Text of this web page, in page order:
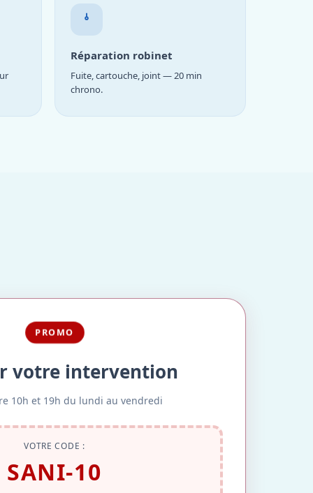
Réparation robinet
Fuite, cartouche, joint — 20 min
chrono.
PROMO
votre intervention
10h et 19h du lundi au vendredi
VOTRE CODE :
SANI-10